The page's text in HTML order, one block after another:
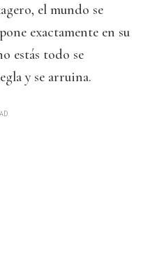
el mundo se
exactamente en su
estás todo se
y se arruina.